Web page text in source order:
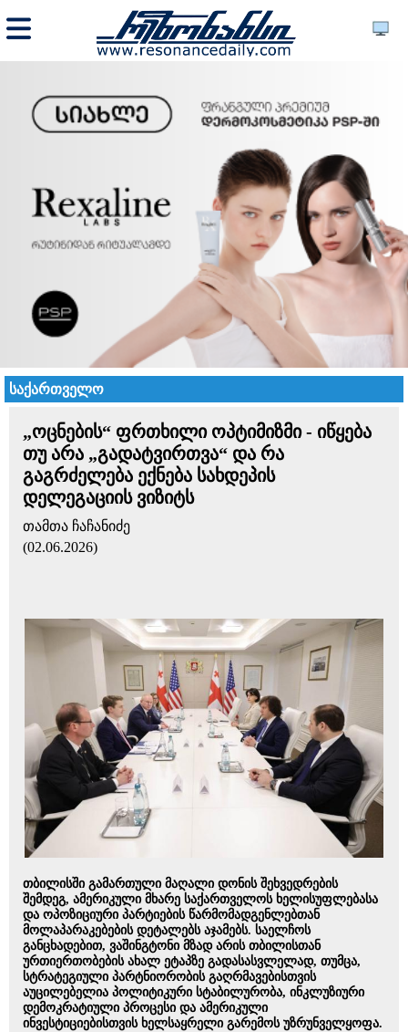
საქართველო
„ოცნების“ ფრთხილი ოპტიმიზმი - იწყება
თუ არა „გადატვირთვა“ და რა
გაგრძელება ექნება სახდეპის
დელეგაციის ვიზიტს
თამთა ჩაჩანიძე
(02.06.2026)
თბილისში გამართული მაღალი დონის შეხვედრების
შემდეგ, ამერიკული მხარე საქართველოს ხელისუფლებასა
და ოპოზიციური პარტიების წარმომადგენლებთან
მოლაპარაკებების დეტალებს აჯამებს. საელჩოს
განცხადებით, ვაშინგტონი მზად არის თბილისთან
ურთიერთობების ახალ ეტაპზე გადასასვლელად, თუმცა,
სტრატეგიული პარტნიორობის გაღრმავებისთვის
აუცილებელია პოლიტიკური სტაბილურობა, ინკლუზიური
დემოკრატიული პროცესი და ამერიკული
ინვესტიციებისთვის ხელსაყრელი გარემოს უზრუნველყოფა.